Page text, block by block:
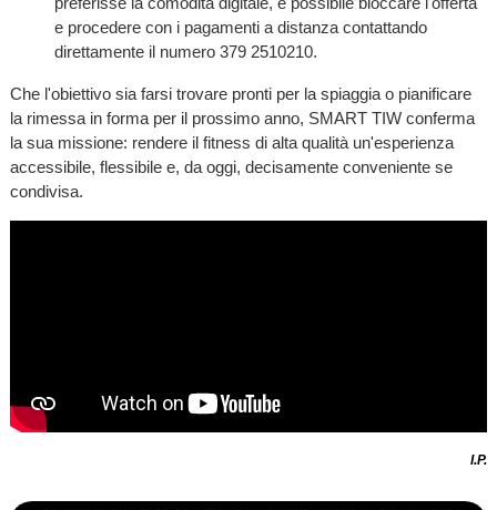
e procedere con i pagamenti a distanza contattando
direttamente il numero 379 2510210.
Che l'obiettivo sia farsi trovare pronti per la spiaggia o pianificare
la rimessa in forma per il prossimo anno, SMART TIW conferma
la sua missione: rendere il fitness di alta qualità un'esperienza
accessibile, flessibile e, da oggi, decisamente conveniente se
condivisa.
I.P.